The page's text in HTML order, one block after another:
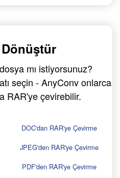
mı istiyorsunuz?
seçin - AnyConv onlarca
RAR'ye çevirebilir.
DOC'dan RAR'ye Çevirme
JPEG'den RAR'ye Çevirme
PDF'den RAR'ye Çevirme